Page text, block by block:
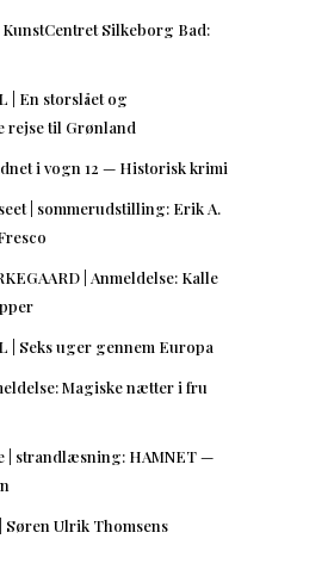
Silkeborg Bad:
| En storslået og
rejse til Grønland
i vogn 12 — Historisk krimi
| sommerudstilling: Erik A.
| Anmeldelse: Kalle
| Seks uger gennem Europa
Magiske nætter i fru
| strandlæsning: HAMNET —
Ulrik Thomsens